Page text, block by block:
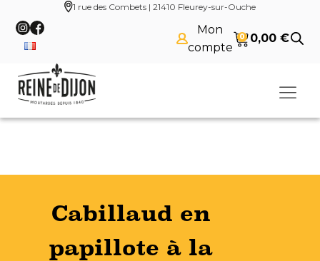
1 rue des Combets | 21410 Fleurey-sur-Ouche
Mon
compte
0 0,00€
Cabillaud en
papillote à la